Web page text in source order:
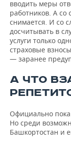
вводить меры
работников. А со
снимается. И со
досчитывать в
услуги только
страховые
— заранее
А ЧТО
Официально пока
Но среди
Башкортостан и